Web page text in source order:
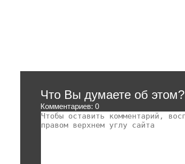
Что Вы думаете об этом?
Комментариев: 0